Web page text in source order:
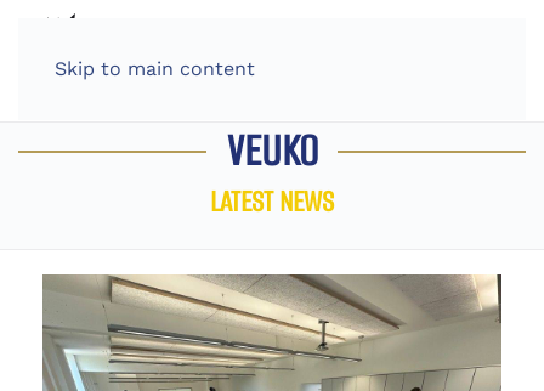
Skip to main content
VEUKO
LATEST NEWS